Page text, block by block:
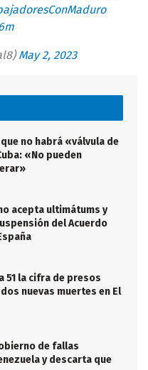
May 2, 2023
no habrá «válvula de
«No pueden
acepta ultimátums y
del Acuerdo
51 la cifra de presos
nuevas muertes en El
de fallas
y descarta que